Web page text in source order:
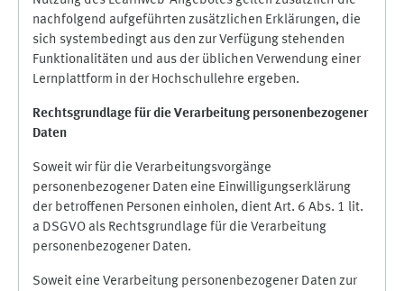
nachfolgend aufgeführten zusätzlichen Erklärungen, die
sich systembedingt aus den zur Verfügung stehenden
Funktionalitäten und aus der üblichen Verwendung einer
Lernplattform in der Hochschullehre ergeben.
Rechtsgrundlage für die Verarbeitung personenbezogener
Daten
Soweit wir für die Verarbeitungsvorgänge
personenbezogener Daten eine Einwilligungserklärung
der betroffenen Personen einholen, dient Art. 6 Abs. 1 lit.
a DSGVO als Rechtsgrundlage für die Verarbeitung
personenbezogener Daten.
Soweit eine Verarbeitung personenbezogener Daten zur